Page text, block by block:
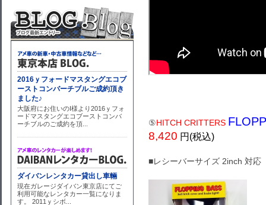
⑤HITCH CRITTERS
8,420 円(税込)
■レシーバーサイズ 2inch 対応